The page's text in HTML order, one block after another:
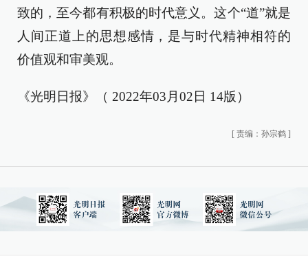
致的，至今都有积极的时代意义。这个“道”就是
人间正道上的思想感情，是与时代精神相符的
价值观和审美观。
《光明日报》（ 2022年03月02日 14版）
[ 责编：孙宗鹤 ]